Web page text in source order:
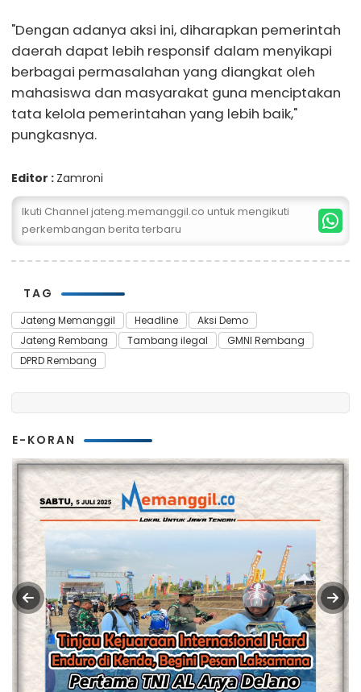
"Dengan adanya aksi ini, diharapkan pemerintah
daerah dapat lebih responsif dalam menyikapi
berbagai permasalahan yang diangkat oleh
mahasiswa dan masyarakat guna menciptakan
tata kelola pemerintahan yang lebih baik,"
pungkasnya.
Editor : Zamroni
Ikuti Channel jateng.memanggil.co untuk mengikuti
perkembangan berita terbaru
TAG
Jateng Memanggil Headline
Aksi Demo
Jateng Rembang
Tambang ilegal
GMNI Rembang
DPRD Rembang
E-KORAN